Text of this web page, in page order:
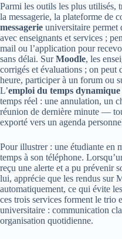
Parmi les outils les plus utilisés,
la messagerie, la plateforme de
messagerie universitaire permet
avec enseignants et services ;
mail ou l’application pour
sans délai. SurMoodle, les
corrigés et évaluations ; on peut
heure, participer à un forum ou
L’emploi du temps dynamique
temps réel : une annulation, un
réunion de dernière minute —
exporté vers un agenda
Pour illustrer : une étudiante en
temps à son téléphone.
reçu une alerte et a pu prévenir
lui, apprécie que les rendus sur
automatiquement, ce qui évite
ces trois services forment le trio
universitaire : communication
organisation quotidienne.